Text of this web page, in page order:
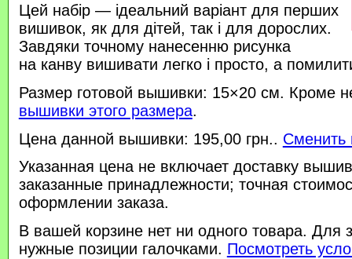
Цей набір — ідеальний варіант для перших
вишивок, як для дітей, так і для дорослих.
Завдяки точному нанесенню рисунка
на канву вишивати легко і просто, а
Размер готовой вышивки: 15×20 см. Кроме
вышивки этого размера.
Цена данной вышивки: 195,00 грн.. Сменить
Указанная цена не включает доставку
заказанные принадлежности; точная
оформлении заказа.
В вашей корзине нет ни одного товара. Для
нужные позиции галочками. Посмотреть